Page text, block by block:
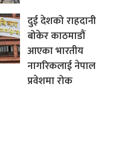
दुई देशको राहदानी
बोकेर काठमाडौं
आएका भारतीय
नागरिकलाई नेपाल
प्रवेशमा रोक